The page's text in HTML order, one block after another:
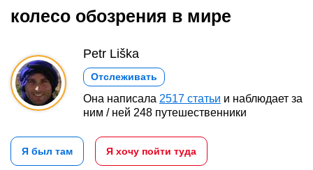
колесо обозрения в мире
Petr Liška
Отслеживать
Она написала 2517 статьи и наблюдает за
ним / ней 248 путешественники
Я был там Я хочу пойти туда